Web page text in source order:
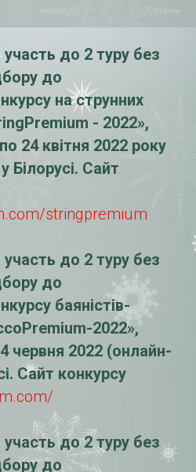
до 2 туру без
до
на струнних
- 2022»,
24 квітня 2022 року
Білорусі. Сайт
stringpremium
до 2 туру без
до
баяністів-
2022»,
червня 2022 (онлайн-
Сайт конкурсу
до 2 туру без
до